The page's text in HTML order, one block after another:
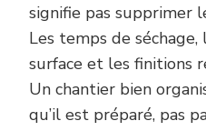
signifie pas supprimer
Les temps de
surface et les finitions
Un chantier bien
qu’il est préparé, pas